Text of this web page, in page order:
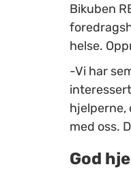
Bikuben
helse.
-Vi har
hjelperne,
med oss.
God